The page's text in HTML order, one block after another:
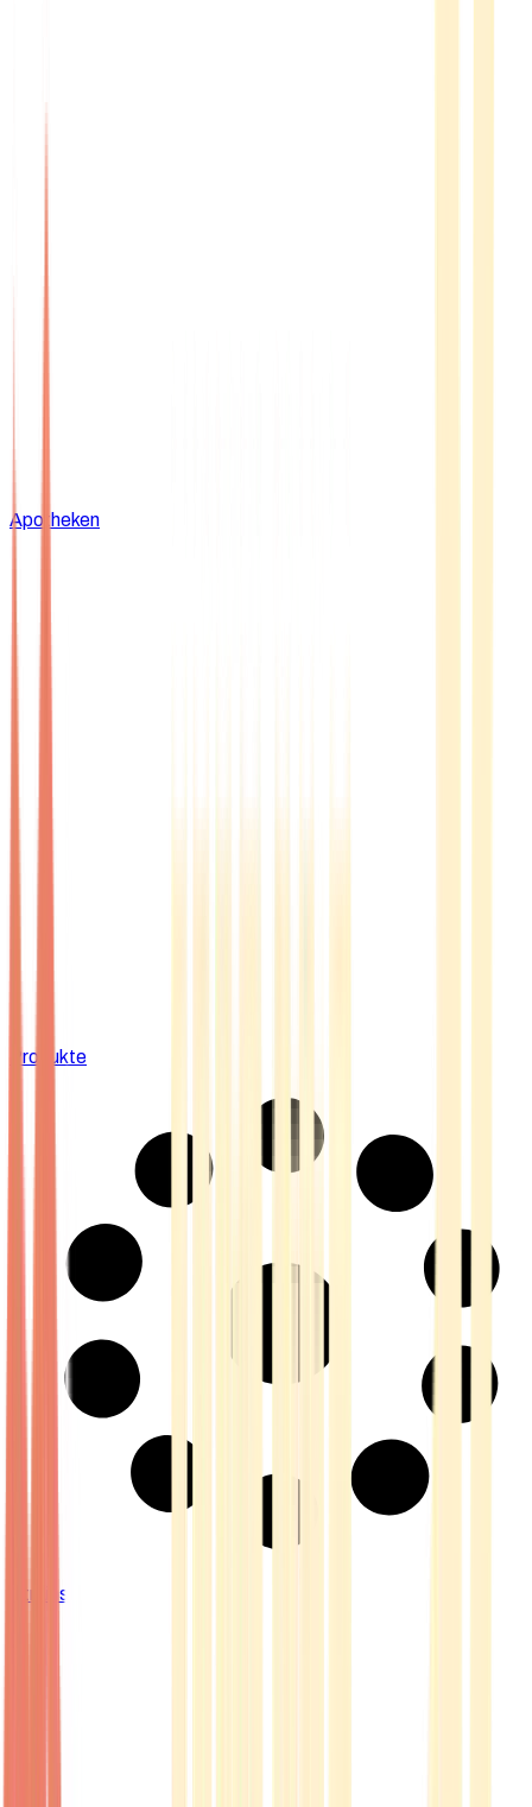
Apotheken
Produkte
Strains